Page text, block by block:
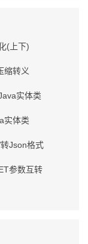
(上下)
缩转义
实体类
实体类
Json格式
参数互转